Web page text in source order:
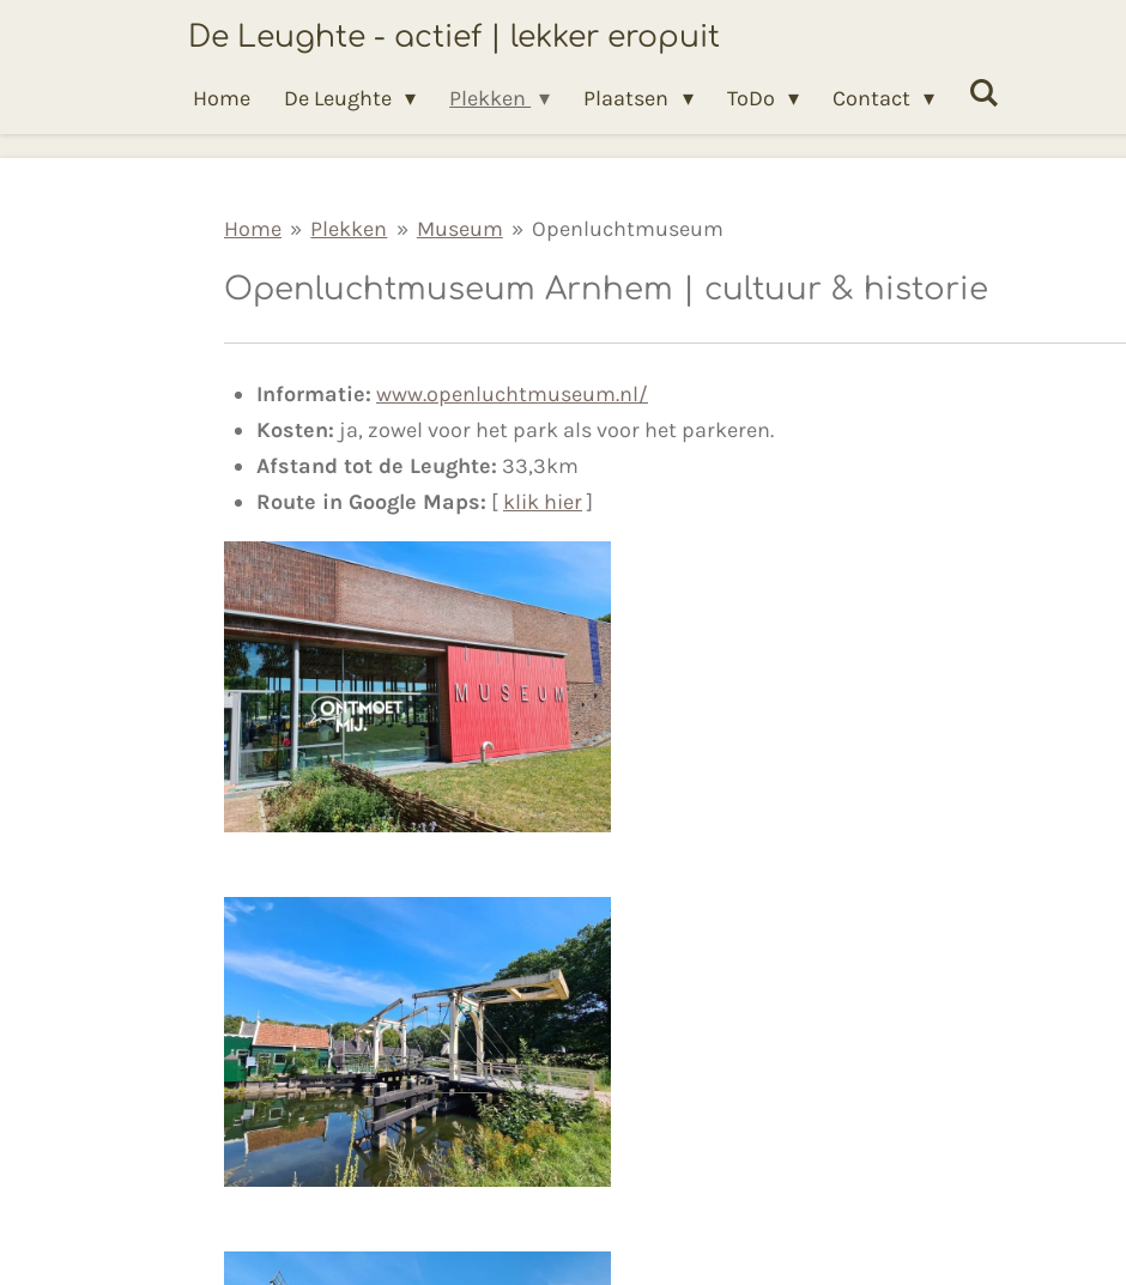
De Leughte - actief | lekker eropuit
Home De Leughte Plekken Plaatsen ToDo Contact
Home » Plekken » Museum » Openluchtmuseum
Openluchtmuseum Arnhem | cultuur & historie
Informatie: www.openluchtmuseum.nl/
Kosten: ja, zowel voor het park als voor het parkeren.
Afstand tot de Leughte: 33,3km
Route in Google Maps: [ klik hier]